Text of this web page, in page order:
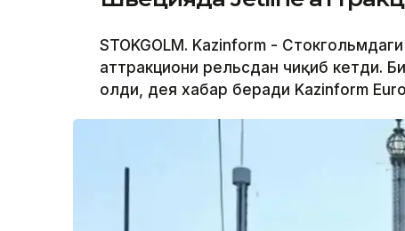
STOKGOLM. Kazinform -
аттракциони рельсдан чиқиб кетди.
олди, дея хабар беради Kazinform